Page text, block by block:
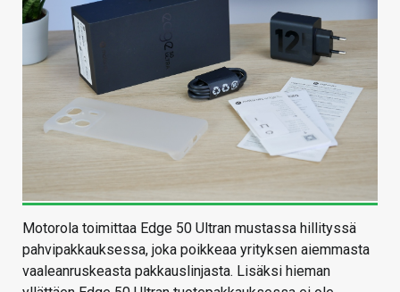
Motorola toimittaa Edge 50 Ultran mustassa hillityssä
pahvipakkauksessa, joka poikkeaa yrityksen aiemmasta
vaaleanruskeasta pakkauslinjasta. Lisäksi hieman